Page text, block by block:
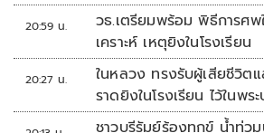
20:59 น.
วธ.เตรียมพร้อม พิธีการศพ
เคราะห์ เหตุยิงในโรงเรียน
20:27 น.
ในหลวง ทรงรับผู้เสียชีวิตแ
ราดยิงในโรงเรียน ไว้ในพร
ชาวบุรีรัมย์ร้องทุกข์ น้ำท่ว